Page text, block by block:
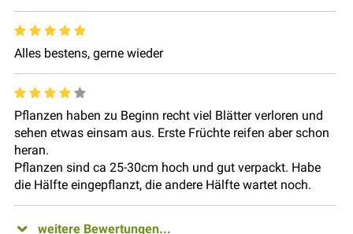
Alles bestens, gerne wieder
Pflanzen haben zu Beginn recht viel Blätter verloren und
sehen etwas einsam aus. Erste Früchte reifen aber schon
heran.
Pflanzen sind ca 25-30cm hoch und gut verpackt. Habe
die Hälfte eingepflanzt, die andere Hälfte wartet noch.
weitere Bewertungen...